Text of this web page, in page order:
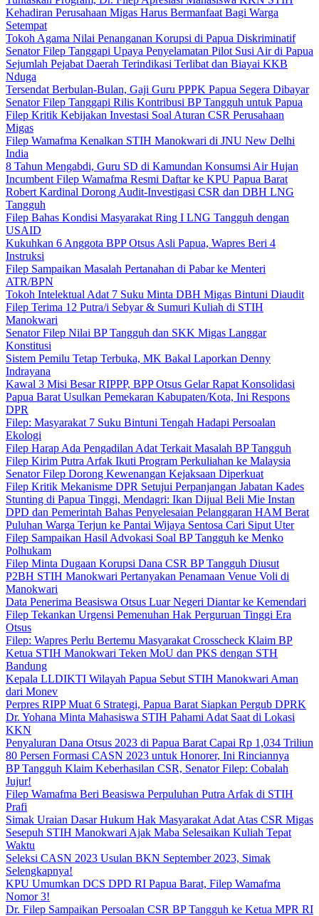
Kehadiran Perusahaan Migas Harus Bermanfaat Bagi Warga
Setempat
Tokoh Agama Nilai Penanganan Korupsi di Papua Diskriminatif
Senator Filep Tanggapi Upaya Penyelamatan Pilot Susi Air di Papua
Sejumlah Pejabat Daerah Terindikasi Terlibat dan Biayai KKB
Nduga
Tersendat Berbulan-Bulan, Gaji Guru PPPK Papua Segera Dibayar
Senator Filep Tanggapi Rilis Kontribusi BP Tangguh untuk Papua
Filep Kritik Kebijakan Investasi Soal Aturan CSR Perusahaan
Migas
Filep Wamafma Kenalkan STIH Manokwari di JNU New Delhi
India
8 Tahun Mengabdi, Guru SD di Kamundan Konsumsi Air Hujan
Incumbent Filep Wamafma Resmi Daftar ke KPU Papua Barat
Robert Kardinal Dorong Audit-Investigasi CSR dan DBH LNG
Tangguh
Filep Bahas Kondisi Masyarakat Ring I LNG Tangguh dengan
USAID
Kukuhkan 6 Anggota BPP Otsus Asli Papua, Wapres Beri 4
Instruksi
Filep Sampaikan Masalah Pertanahan di Pabar ke Menteri
ATR/BPN
Tokoh Intelektual Adat 7 Suku Minta DBH Migas Bintuni Diaudit
Filep Terima 12 Putra/i Sebyar & Sumuri Kuliah di STIH
Manokwari
Senator Filep Nilai BP Tangguh dan SKK Migas Langgar
Konstitusi
Sistem Pemilu Tetap Terbuka, MK Bakal Laporkan Denny
Indrayana
Kawal 3 Misi Besar RIPPP, BPP Otsus Gelar Rapat Konsolidasi
Papua Barat Usulkan Pemekaran Kabupaten/Kota, Ini Respons
DPR
Filep: Masyarakat 7 Suku Bintuni Tengah Hadapi Persoalan
Ekologi
Filep Harap Ada Pengadilan Adat Terkait Masalah BP Tangguh
Filep Kirim Putra Arfak Ikuti Program Perkuliahan ke Malaysia
Senator Filep Dorong Kewenangan Kejaksaan Diperkuat
Filep Kritik Mekanisme DPR Setujui Perpanjangan Jabatan Kades
Stunting di Papua Tinggi, Mendagri: Ikan Dijual Beli Mie Instan
DPD dan Pemerintah Bahas Penyelesaian Pelanggaran HAM Berat
Puluhan Warga Terjun ke Pantai Wijaya Sentosa Cari Siput Uter
Filep Sampaikan Hasil Advokasi Soal BP Tangguh ke Menko
Polhukam
Filep Minta Dugaan Korupsi Dana CSR BP Tangguh Diusut
P2BH STIH Manokwari Pertanyakan Penamaan Venue Voli di
Manokwari
Data Penerima Beasiswa Otsus Luar Negeri Diantar ke Kemendari
Filep Tekankan Urgensi Pemenuhan Hak Perguruan Tinggi Era
Otsus
Filep: Wapres Perlu Bertemu Masyarakat Crosscheck Klaim BP
Ketua STIH Manokwari Teken MoU dan PKS dengan STH
Bandung
Kepala LLDIKTI Wilayah Papua Sebut STIH Manokwari Aman
dari Monev
Perpres RIPP Muat 6 Strategi, Papua Barat Siapkan Pergub DPRK
Dr. Yohana Minta Mahasiswa STIH Pahami Adat Saat di Lokasi
KKN
Penyaluran Dana Otsus 2023 di Papua Barat Capai Rp 1,034 Triliun
80 Persen Formasi CASN 2023 untuk Honorer, Ini Rinciannya
BP Tangguh Klaim Keberhasilan CSR, Senator Filep: Cobalah
Jujur!
Filep Wamafma Beri Beasiswa Perpuluhan Putra Arfak di STIH
Prafi
Simak Uraian Dasar Hukum Hak Masyarakat Adat Atas CSR Migas
Sesepuh STIH Manokwari Ajak Maba Selesaikan Kuliah Tepat
Waktu
Seleksi CASN 2023 Usulan BKN September 2023, Simak
Selengkapnya!
KPU Umumkan DCS DPD RI Papua Barat, Filep Wamafma
Nomor 3!
Dr. Filep Sampaikan Persoalan CSR BP Tangguh ke Ketua MPR RI